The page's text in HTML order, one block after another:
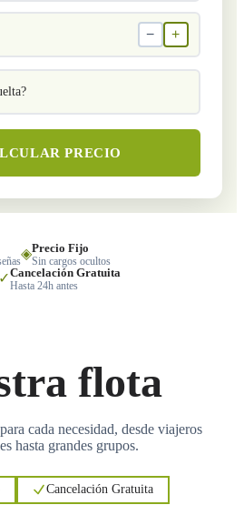
− +
PRECIO
◈Precio Fijo
Sin cargos ocultos
✓Cancelación Gratuita
Hasta 24h antes
flota
cada necesidad, desde viajeros
hasta grandes grupos.
Cancelación Gratuita